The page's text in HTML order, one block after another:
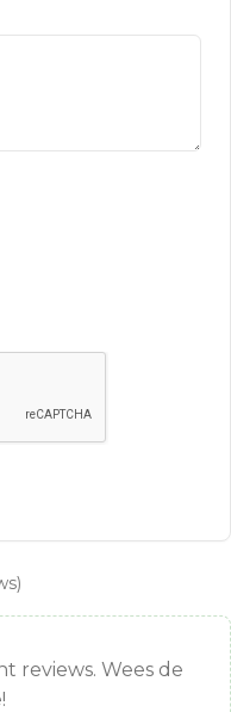
)
reviews. Wees de